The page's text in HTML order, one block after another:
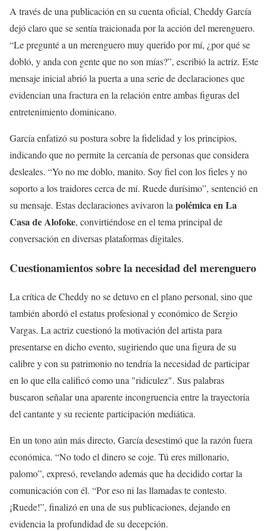
A través de una publicación en su cuenta oficial, Cheddy García
dejó claro que se sentía traicionada por la acción del merenguero.
“Le pregunté a un merenguero muy querido por mí, ¿por qué se
dobló, y anda con gente que no son mías?”, escribió la actriz. Este
mensaje inicial abrió la puerta a una serie de declaraciones que
evidencian una fractura en la relación entre ambas figuras del
entretenimiento dominicano.
García enfatizó su postura sobre la fidelidad y los principios,
indicando que no permite la cercanía de personas que considera
desleales. “Yo no me doblo, manito. Soy fiel con los fieles y no
soporto a los traidores cerca de mí. Ruede durísimo”, sentenció en
su mensaje. Estas declaraciones avivaron la polémica en La
Casa de Alofoke, convirtiéndose en el tema principal de
conversación en diversas plataformas digitales.
Cuestionamientos sobre la necesidad del merenguero
La crítica de Cheddy no se detuvo en el plano personal, sino que
también abordó el estatus profesional y económico de Sergio
Vargas. La actriz cuestionó la motivación del artista para
presentarse en dicho evento, sugiriendo que una figura de su
calibre y con su patrimonio no tendría la necesidad de participar
en lo que ella calificó como una "ridiculez". Sus palabras
buscaron señalar una aparente incongruencia entre la trayectoria
del cantante y su reciente participación mediática.
En un tono aún más directo, García desestimó que la razón fuera
económica. “No todo el dinero se coje. Tú eres millonario,
palomo”, expresó, revelando además que ha decidido cortar la
comunicación con él. “Por eso ni las llamadas te contesto.
¡Ruede!”, finalizó en una de sus publicaciones, dejando en
evidencia la profundidad de su decepción.